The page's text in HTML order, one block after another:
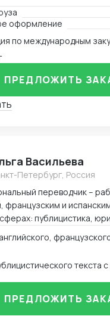
оформления. Расчёт и
налоги,
товара с нуля в Китае —
рынок до запуска
быстро находить
устойчивые схемы
— от
до товаров для
оформление
ПРЕДЛОЖИТЬ
Васильева
Петербург, Россия
переводчик –
французским и
публицистика,
ПРЕДЛОЖИТЬ